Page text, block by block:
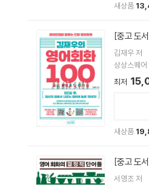
새상품
[중고 도
김재우 저
상상스퀘어
최저
새상품
[중고 도
서영조 저